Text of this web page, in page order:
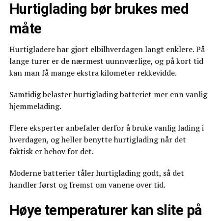
Hurtiglading bør brukes med
måte
Hurtigladere har gjort elbilhverdagen langt enklere. På
lange turer er de nærmest uunnværlige, og på kort tid
kan man få mange ekstra kilometer rekkevidde.
Samtidig belaster hurtiglading batteriet mer enn vanlig
hjemmelading.
Flere eksperter anbefaler derfor å bruke vanlig lading i
hverdagen, og heller benytte hurtiglading når det
faktisk er behov for det.
Moderne batterier tåler hurtiglading godt, så det
handler først og fremst om vanene over tid.
Høye temperaturer kan slite på